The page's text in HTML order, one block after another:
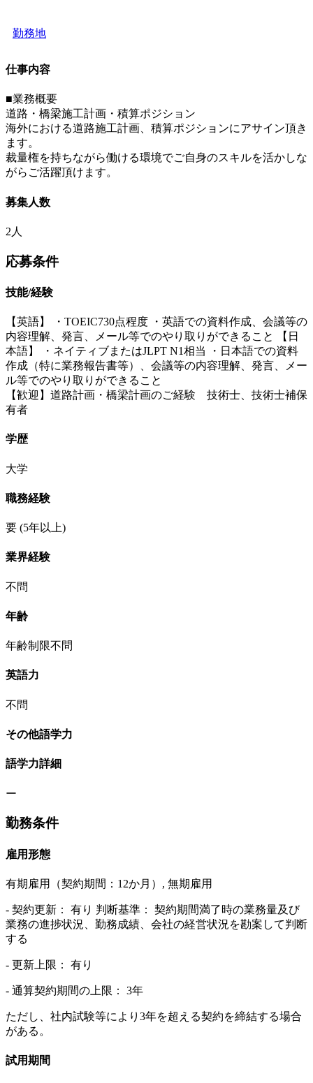
勤務地
仕事内容
■業務概要
道路・橋梁施工計画・積算ポジション
海外における道路施工計画、積算ポジションにアサイン頂き
ます。
裁量権を持ちながら働ける環境でご自身のスキルを活かしな
がらご活躍頂けます。
募集人数
2人
応募条件
技能/経験
【英語】 ・TOEIC730点程度 ・英語での資料作成、会議等の
内容理解、発言、メール等でのやり取りができること 【日
本語】 ・ネイティブまたはJLPT N1相当 ・日本語での資料
作成（特に業務報告書等）、会議等の内容理解、発言、メー
ル等でのやり取りができること
【歓迎】道路計画・橋梁計画のご経験 技術士、技術士補保
有者
学歴
大学
職務経験
要 (5年以上)
業界経験
不問
年齢
年齢制限不問
英語力
不問
その他語学力
語学力詳細
ー
勤務条件
雇用形態
有期雇用（契約期間：12か月）, 無期雇用
- 契約更新： 有り 判断基準： 契約期間満了時の業務量及び
業務の進捗状況、勤務成績、会社の経営状況を勘案して判断
する
- 更新上限： 有り
- 通算契約期間の上限： 3年
ただし、社内試験等により3年を超える契約を締結する場合
がある。
試用期間